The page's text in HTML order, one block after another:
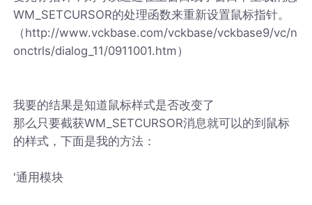
WM_SETCURSOR的处理函数来重新设置鼠标指针。
（http://www.vckbase.com/vckbase/vckbase9/vc/n
onctrls/dialog_11/0911001.htm）
我要的结果是知道鼠标样式是否改变了
那么只要截获WM_SETCURSOR消息就可以的到鼠标
的样式，下面是我的方法：
'通用模块